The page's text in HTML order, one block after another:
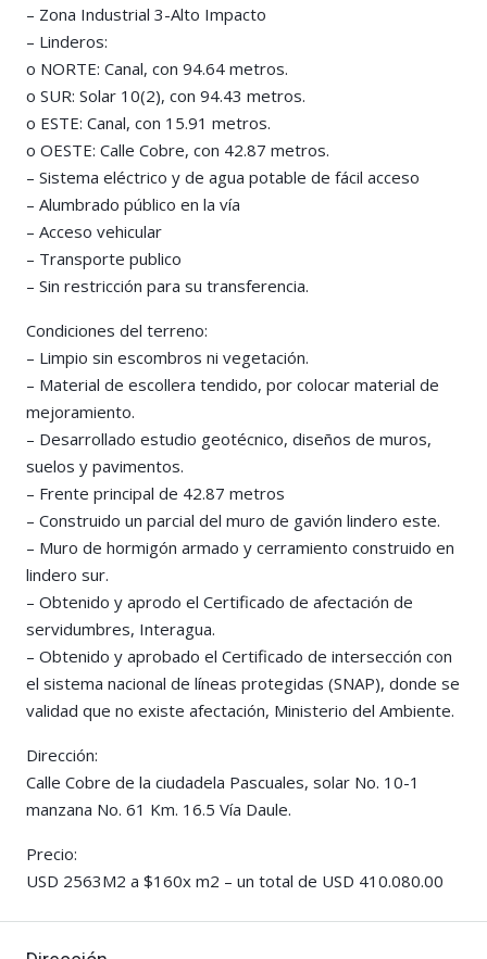
– Zona Industrial 3-Alto Impacto
– Linderos:
o NORTE: Canal, con 94.64 metros.
o SUR: Solar 10(2), con 94.43 metros.
o ESTE: Canal, con 15.91 metros.
o OESTE: Calle Cobre, con 42.87 metros.
– Sistema eléctrico y de agua potable de fácil acceso
– Alumbrado público en la vía
– Acceso vehicular
– Transporte publico
– Sin restricción para su transferencia.
Condiciones del terreno:
– Limpio sin escombros ni vegetación.
– Material de escollera tendido, por colocar material de
mejoramiento.
– Desarrollado estudio geotécnico, diseños de muros,
suelos y pavimentos.
– Frente principal de 42.87 metros
– Construido un parcial del muro de gavión lindero este.
– Muro de hormigón armado y cerramiento construido en
lindero sur.
– Obtenido y aprodo el Certificado de afectación de
servidumbres, Interagua.
– Obtenido y aprobado el Certificado de intersección con
el sistema nacional de líneas protegidas (SNAP), donde se
validad que no existe afectación, Ministerio del Ambiente.
Dirección:
Calle Cobre de la ciudadela Pascuales, solar No. 10-1
manzana No. 61 Km. 16.5 Vía Daule.
Precio:
USD 2563M2 a $160x m2 – un total de USD 410.080.00